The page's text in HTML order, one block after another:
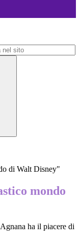
di Walt Disney"
mondo
ha il piacere di